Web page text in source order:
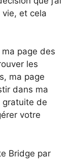
et cela
page des
les
ma page
dans ma
gratuite de
votre
Bridge par